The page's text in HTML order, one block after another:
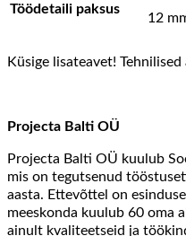
Töödetaili paksus
12
Küsige lisateavet!
Projecta Balti OÜ
Projecta Balti OÜ kuulub
mis on tegutsenud
aasta. Ettevõttel on
meeskonda kuulub 60 oma
ainult kvaliteetseid ja